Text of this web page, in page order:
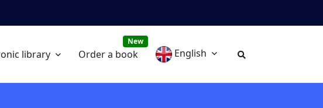
library Order a book
New
English